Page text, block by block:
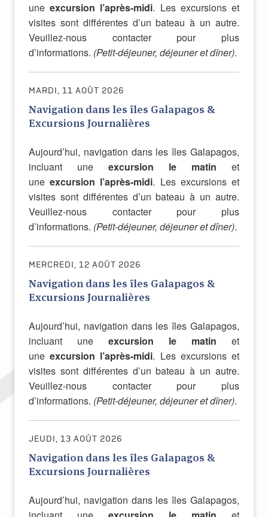
uneexcursion l’après-midi. Les excursions et
visites sont différentes d’un bateau à un autre.
Veuillez-nous contacter pour plus
d’informations. (Petit-déjeuner, déjeuner et dîner).
MARDI, 11 AOÛT 2026
Navigation dans les îles Galapagos &
Excursions Journalières
Aujourd’hui, navigation dans les îles Galapagos,
incluant une excursion le matin et
uneexcursion l’après-midi. Les excursions et
visites sont différentes d’un bateau à un autre.
Veuillez-nous contacter pour plus
d’informations. (Petit-déjeuner, déjeuner et dîner).
MERCREDI, 12 AOÛT 2026
Navigation dans les îles Galapagos &
Excursions Journalières
Aujourd’hui, navigation dans les îles Galapagos,
incluant une excursion le matin et
uneexcursion l’après-midi. Les excursions et
visites sont différentes d’un bateau à un autre.
Veuillez-nous contacter pour plus
d’informations. (Petit-déjeuner, déjeuner et dîner).
JEUDI, 13 AOÛT 2026
Navigation dans les îles Galapagos &
Excursions Journalières
Aujourd’hui, navigation dans les îles Galapagos,